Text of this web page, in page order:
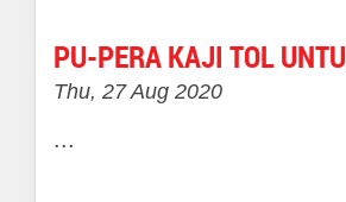
PU-PERA KAJI TOL
Thu, 27 Aug 2020
...